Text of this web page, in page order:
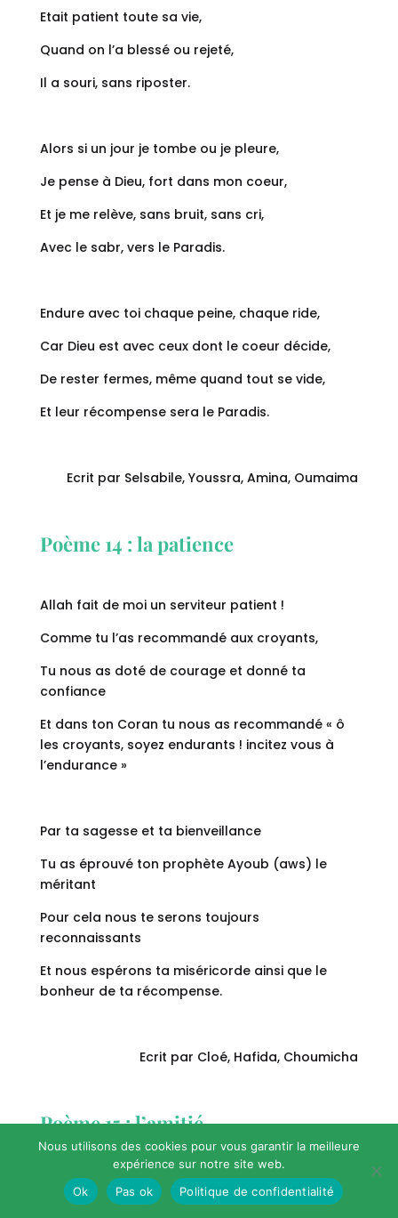
Etait patient toute sa vie,
Quand on l’a blessé ou rejeté,
Il a souri, sans riposter.
Alors si un jour je tombe ou je pleure,
Je pense à Dieu, fort dans mon coeur,
Et je me relève, sans bruit, sans cri,
Avec le sabr, vers le Paradis.
Endure avec toi chaque peine, chaque ride,
Car Dieu est avec ceux dont le coeur décide,
De rester fermes, même quand tout se vide,
Et leur récompense sera le Paradis.
Ecrit par Selsabile, Youssra, Amina, Oumaima
Poème 14 : la patience
Allah fait de moi un serviteur patient !
Comme tu l’as recommandé aux croyants,
Tu nous as doté de courage et donné ta
confiance
Et dans ton Coran tu nous as recommandé « ô
les croyants, soyez endurants ! incitez vous à
l’endurance »
Par ta sagesse et ta bienveillance
Tu as éprouvé ton prophète Ayoub (aws) le
méritant
Pour cela nous te serons toujours
reconnaissants
Et nous espérons ta miséricorde ainsi que le
bonheur de ta récompense.
Ecrit par Cloé, Hafida, Choumicha
Poème 15 : l’amitié
L’amitié est un cadeau , il ne faut pas la
négligner
Nous utilisons des cookies pour vous garantir la meilleure
expérience sur notre site web.
Ok
Pas ok Politique de confidentialité